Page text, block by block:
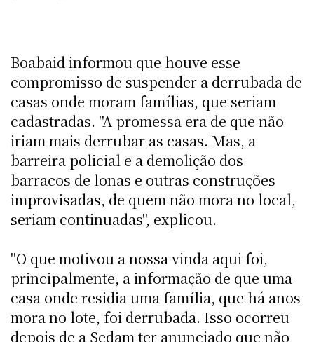
Boabaid informou que houve esse
compromisso de suspender a derrubada de
casas onde moram famílias, que seriam
cadastradas. "A promessa era de que não
iriam mais derrubar as casas. Mas, a
barreira policial e a demolição dos
barracos de lonas e outras construções
improvisadas, de quem não mora no local,
seriam continuadas", explicou.
"O que motivou a nossa vinda aqui foi,
principalmente, a informação de que uma
casa onde residia uma família, que há anos
mora no lote, foi derrubada. Isso ocorreu
depois de a Sedam ter anunciado que não